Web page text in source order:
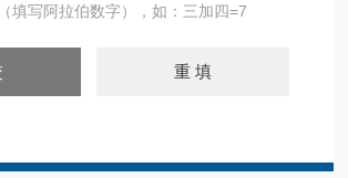
填写阿拉伯数字），如：三加四=7